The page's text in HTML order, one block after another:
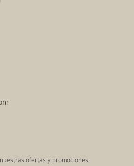
ofertas y promociones.